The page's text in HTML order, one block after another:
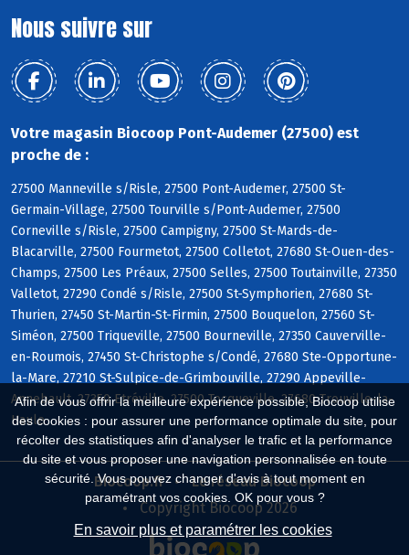
Afin de vous offrir la meilleure expérience possible, Biocoop utilise
des cookies : pour assurer une performance optimale du site, pour
récolter des statistiques afin d'analyser le trafic et la performance
du site et vous proposer une navigation personnalisée en toute
sécurité. Vous pouvez changer d'avis à tout moment en
paramétrant vos cookies. OK pour vous ?
En savoir plus et paramétrer les cookies
Nous suivre sur
Votre magasin Biocoop Pont-Audemer (27500) est
proche de :
27500 Manneville s/Risle, 27500 Pont-Audemer, 27500 St-
Germain-Village, 27500 Tourville s/Pont-Audemer, 27500
Corneville s/Risle, 27500 Campigny, 27500 St-Mards-de-
Blacarville, 27500 Fourmetot, 27500 Colletot, 27680 St-Ouen-des-
Champs, 27500 Les Préaux, 27500 Selles, 27500 Toutainville, 27350
Valletot, 27290 Condé s/Risle, 27500 St-Symphorien, 27680 St-
Thurien, 27450 St-Martin-St-Firmin, 27500 Bouquelon, 27560 St-
Siméon, 27500 Triqueville, 27500 Bourneville, 27350 Cauverville-
en-Roumois, 27450 St-Christophe s/Condé, 27680 Ste-Opportune-
la-Mare, 27210 St-Sulpice-de-Grimbouville, 27290 Appeville-
Annebault, 27350 Etréville, 27500 Tocqueville, 27680 Trouville-la-
Haule
Biocoop.fr
Le réseau Biocoop
Copyright Biocoop 2026